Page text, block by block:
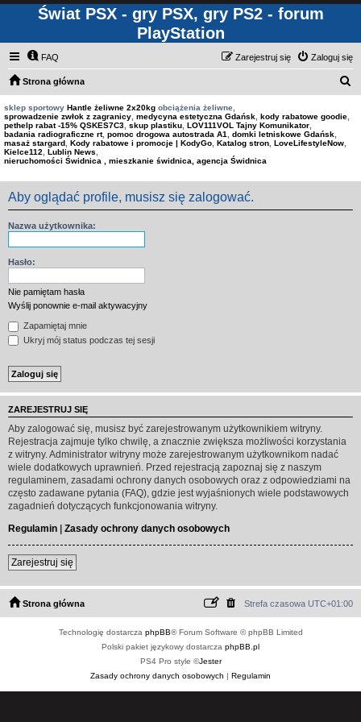
Świat PSX - gry PSX, gry PS2 - forum
PlayStation
FAQ Zaloguj się
Zarejestruj się
Strona główna
sklep sportowy Hantle żeliwne 2x20kg obciążenia żeliwne,
sprowadzenie zwłok z zagranicy medycyna estetyczna Gdańsk kody rabatowe goodie
pethelp rabat -15% QSKES7C3 skup plastiku LOV111VOL Tajny Komunikator
badania radiograficzne rt, pomoc drogowa autostrada A1 domki letniskowe Gdańsk
masaż stargard Kody rabatowe i promocje | KodyGo Katalog stron LoveLifestyleNow
Kielce112
Lublin News
nieruchomości Świdnica , mieszkanie świdnica, agencja Świdnica
Aby oglądać profile, musisz się zalogować.
Nazwa użytkownika:
Hasło:
Nie pamiętam hasła
Wyślij ponownie e-mail aktywacyjny
Zapamiętaj mnie
Ukryj mój status podczas tej sesji
ZAREJESTRUJ SIĘ
Aby zalogować się, musisz być zarejestrowanym użytkownikiem witryny.
Rejestracja zajmuje tylko chwilę, a znacznie zwiększa możliwości korzystania
z witryny. Administrator witryny może zarejestrowanym użytkownikom nadać
wiele dodatkowych uprawnień. Przed rejestracją zapoznaj się z naszym
regulaminem, zasadami ochrony danych osobowych oraz z odpowiedziami na
często zadawane pytania (FAQ), gdzie jest wyjaśnionych wiele podstawowych
zagadnień dotyczących funkcjonowania witryny.
Regulamin | Zasady ochrony danych osobowych
Zarejestruj się
Strona główna Strefa czasowa UTC+01:00
Technologię dostarcza phpBB® Forum Software © phpBB Limited
Polski pakiet językowy dostarcza phpBB.pl
PS4 Pro style ©Jester
Zasady ochrony danych osobowych | Regulamin